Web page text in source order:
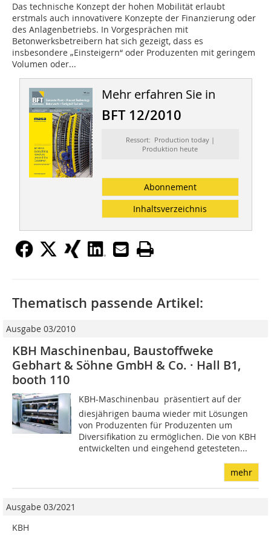
Das technische Konzept der hohen Mobilität erlaubt
erstmals auch innovativere Konzepte der Finanzierung oder
des Anlagenbetriebs. In Vorgesprächen mit
Betonwerksbetreibern hat sich gezeigt, dass es
insbesondere „Einsteigern“ oder Produzenten mit geringem
Volumen oder...
Mehr erfahren Sie in
BFT 12/2010
Ressort: Production today |
Produktion heute
Abonnement
Inhaltsverzeichnis
Thematisch passende Artikel:
Ausgabe 03/2010
KBH Maschinenbau, Baustoffweke
Gebhart & Söhne GmbH & Co. · Hall B1,
booth 110
KBH-Maschinenbau  präsentiert auf der
diesjährigen bauma wieder mit Lösungen
von Produzenten für Produzenten um
Diversifikation zu ermöglichen. Die von KBH
entwickelten und eingehend getesteten...
mehr
Ausgabe 03/2021
KBH